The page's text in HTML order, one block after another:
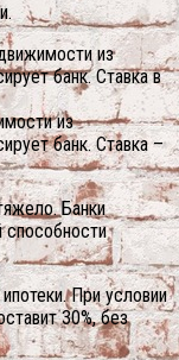
из
банк. Ставка в
из
банк. Ставка –
Банки
При условии
30%, без